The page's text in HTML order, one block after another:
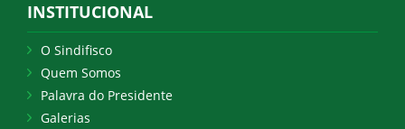
INSTITUCIONAL
O Sindifisco
Quem Somos
Palavra do Presidente
Galerias